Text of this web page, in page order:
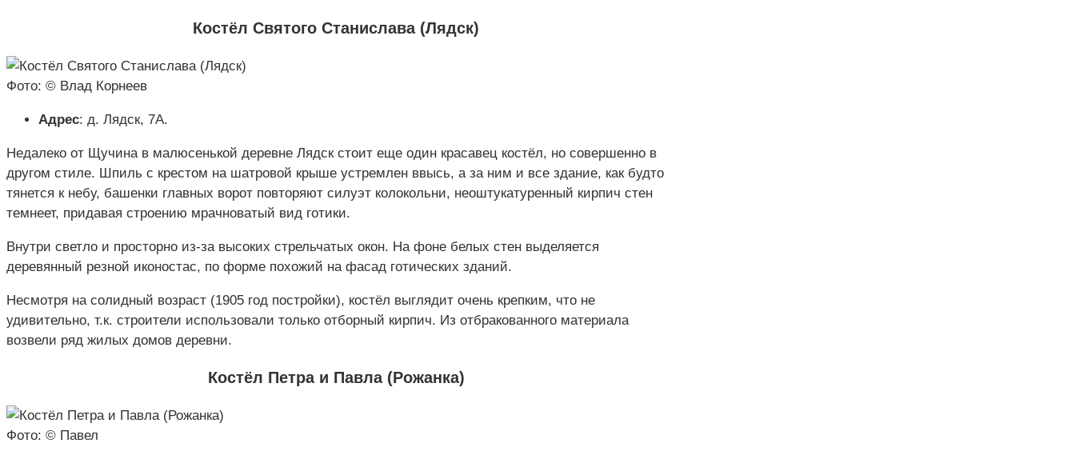
Костёл Святого Станислава (Лядск)
Фото: © Влад Корнеев
Адрес: д. Лядск, 7А.
Недалеко от Щучина в малюсенькой деревне Лядск стоит еще один красавец костёл, но совершенно в
другом стиле. Шпиль с крестом на шатровой крыше устремлен ввысь, а за ним и все здание, как будто
тянется к небу, башенки главных ворот повторяют силуэт колокольни, неоштукатуренный кирпич стен
темнеет, придавая строению мрачноватый вид готики.
Внутри светло и просторно из-за высоких стрельчатых окон. На фоне белых стен выделяется
деревянный резной иконостас, по форме похожий на фасад готических зданий.
Несмотря на солидный возраст (1905 год постройки), костёл выглядит очень крепким, что не
удивительно, т.к. строители использовали только отборный кирпич. Из отбракованного материала
возвели ряд жилых домов деревни.
Костёл Петра и Павла (Рожанка)
Фото: © Павел